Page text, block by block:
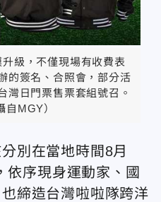
級，不僅現場有收費表
的簽名、合照會，部分活
灣日門票售票套組號召。
自MGY）
別在當地時間8月
依序現身運動家、國
締造台灣啦啦隊跨洋